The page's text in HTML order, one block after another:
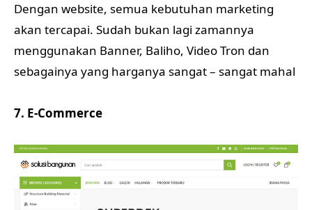
Dengan website, semua kebutuhan marketing
akan tercapai. Sudah bukan lagi zamannya
menggunakan Banner, Baliho, Video Tron dan
sebagainya yang harganya sangat – sangat mahal
7. E-Commerce